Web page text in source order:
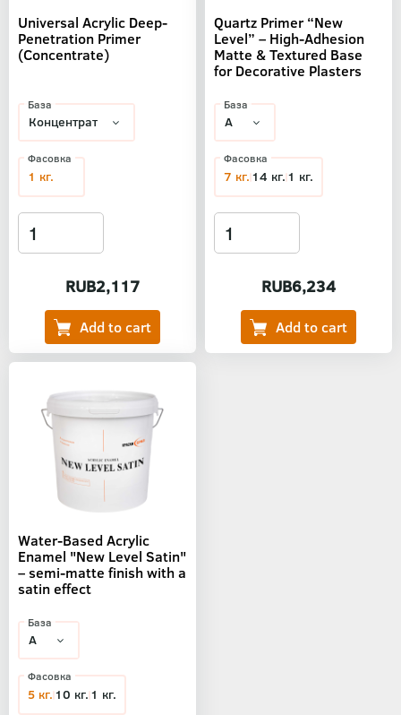
Universal Acrylic Deep-
Penetration Primer
(Concentrate)
RUB2,117
База
Фасовка
1 кг.
Quartz Primer “New
Level” – High-Adhesion
Matte & Textured Base
for Decorative Plasters
RUB6,234
База
Фасовка
7 кг. 14 кг. 1 кг.
Water-Based Acrylic
Enamel "New Level Satin"
– semi-matte finish with a
satin effect
База
Фасовка
5 кг. 10 кг. 1 кг.